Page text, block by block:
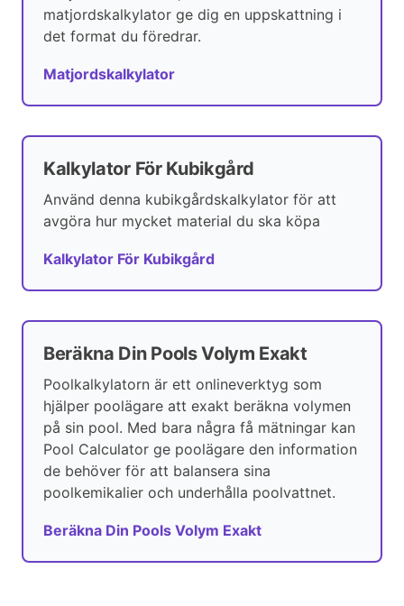
matjordskalkylator ge dig en uppskattning i
det format du föredrar.
Matjordskalkylator
Kalkylator För Kubikgård
Använd denna kubikgårdskalkylator för att
avgöra hur mycket material du ska köpa
Kalkylator För Kubikgård
Beräkna Din Pools Volym Exakt
Poolkalkylatorn är ett onlineverktyg som
hjälper poolägare att exakt beräkna volymen
på sin pool. Med bara några få mätningar kan
Pool Calculator ge poolägare den information
de behöver för att balansera sina
poolkemikalier och underhålla poolvattnet.
Beräkna Din Pools Volym Exakt